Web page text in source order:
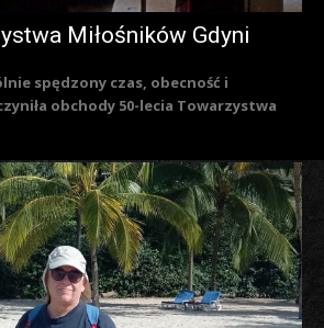
Miłośników Gdyni
spędzony czas, obecność i
obchody 50-lecia Towarzystwa